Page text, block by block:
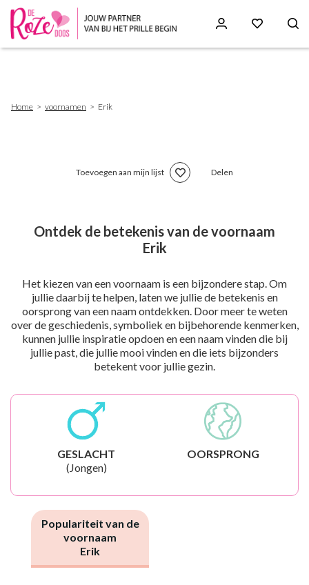
Home voornamen Erik
Toevoegen aan mijn lijst Delen
Ontdek de betekenis van de voornaam
Erik
Het kiezen van een voornaam is een bijzondere stap. Om
jullie daarbij te helpen, laten we jullie de betekenis en
oorsprong van een naam ontdekken. Door meer te weten
over de geschiedenis, symboliek en bijbehorende kenmerken,
kunnen jullie inspiratie opdoen en een naam vinden die bij
jullie past, die jullie mooi vinden en die iets bijzonders
betekent voor jullie gezin.
GESLACHT
(Jongen)
OORSPRONG
Populariteit van de
voornaam
Erik